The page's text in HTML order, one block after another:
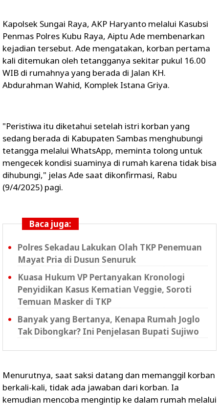
Kapolsek Sungai Raya, AKP Haryanto melalui Kasubsi
Penmas Polres Kubu Raya, Aiptu Ade membenarkan
kejadian tersebut. Ade mengatakan, korban pertama
kali ditemukan oleh tetangganya sekitar pukul 16.00
WIB di rumahnya yang berada di Jalan KH.
Abdurahman Wahid, Komplek Istana Griya.
"Peristiwa itu diketahui setelah istri korban yang
sedang berada di Kabupaten Sambas menghubungi
tetangga melalui WhatsApp, meminta tolong untuk
mengecek kondisi suaminya di rumah karena tidak bisa
dihubungi," jelas Ade saat dikonfirmasi, Rabu
(9/4/2025) pagi.
Baca juga:
Polres Sekadau Lakukan Olah TKP Penemuan
Mayat Pria di Dusun Senuruk
Kuasa Hukum VP Pertanyakan Kronologi
Penyidikan Kasus Kematian Veggie, Soroti
Temuan Masker di TKP
Banyak yang Bertanya, Kenapa Rumah Joglo
Tak Dibongkar? Ini Penjelasan Bupati Sujiwo
Menurutnya, saat saksi datang dan memanggil korban
berkali-kali, tidak ada jawaban dari korban. Ia
kemudian mencoba mengintip ke dalam rumah melalui